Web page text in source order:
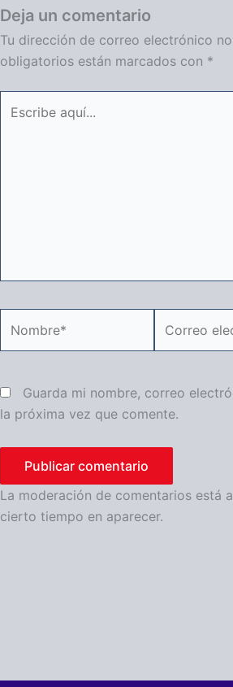
Deja un comentario
Tu dirección de correo electrónico
obligatorios están marcados con *
aquí...
electrónico*
Guarda mi nombre, correo
la próxima vez que comente.
La moderación de comentarios está
cierto tiempo en aparecer.